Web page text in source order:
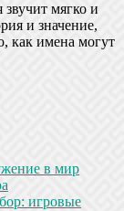
мягко и
и значение,
как имена могут
в мир
игровые